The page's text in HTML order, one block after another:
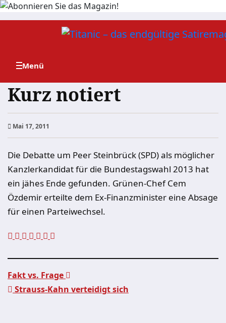
Zum
Kurz notiert
Mai 17, 2011
Die Debatte um Peer Steinbrück (SPD) als möglicher
Kanzlerkandidat für die Bundestagswahl 2013 hat
ein jähes Ende gefunden. Grünen-Chef Cem
Özdemir erteilte dem Ex-Finanzminister eine Absage
für einen Parteiwechsel.
Fakt vs. Frage
Strauss-Kahn verteidigt sich